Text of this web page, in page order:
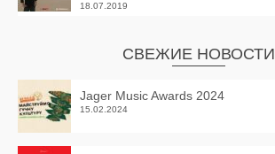
18.07.2019
СВЕЖИЕ НОВОСТИ
Jager Music Awards 2024
15.02.2024